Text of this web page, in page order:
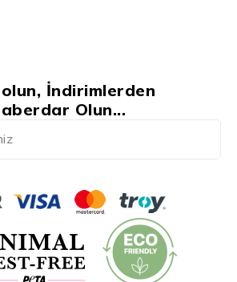
İndirimlerden
Olun...